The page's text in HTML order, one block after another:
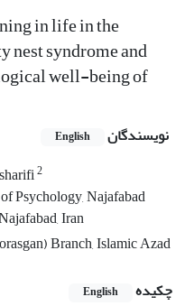
in life in the
nest syndrome and
well-being of
نویسندگان English
2
Psychology, Najafabad
Iran
Branch, Islamic Azad
چکیده
English